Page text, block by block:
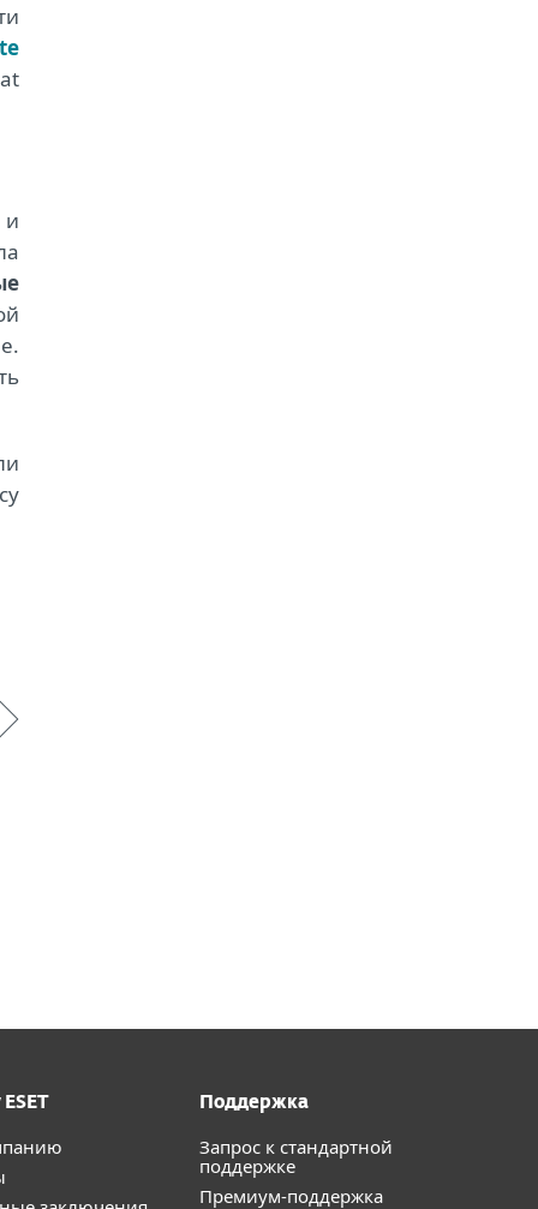
и
Поддержка
Запрос к стандартной
поддержке
Премиум-поддержка